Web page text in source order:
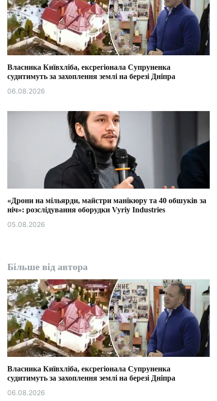
Власника Київхліба, ексрегіонала Супруненка
судитимуть за захоплення землі на березі Дніпра
06.08.2026
«Дрони на мільярди, майстри манікюру та 40 обшуків за
ніч»: розслідування оборудки Vyriy Industries
05.08.2026
Більше від автора
Власника Київхліба, ексрегіонала Супруненка
судитимуть за захоплення землі на березі Дніпра
06.08.2026